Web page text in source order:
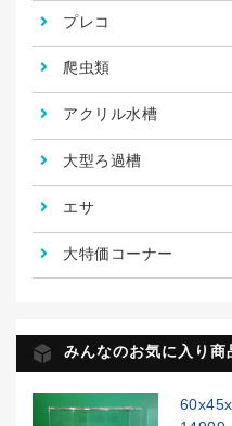
プレコ
爬虫類
アクリル水槽
大型ろ過槽
エサ
大特価コーナー
みんなのお気に入り商